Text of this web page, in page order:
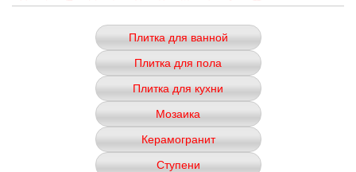
Плитка для ванной
Плитка для пола
Плитка для кухни
Мозаика
Керамогранит
Ступени